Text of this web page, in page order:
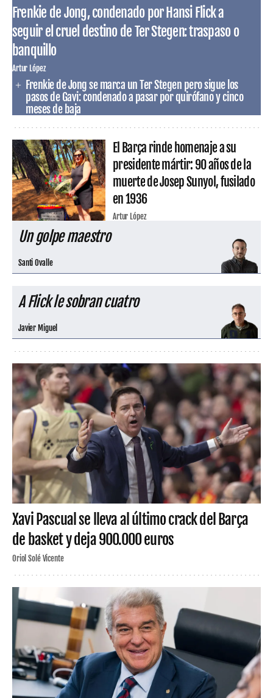
Frenkie de Jong, condenado por Hansi Flick a
seguir el cruel destino de Ter Stegen: traspaso o
banquillo
Artur López
Frenkie de Jong se marca un Ter Stegen pero sigue los
pasos de Gavi: condenado a pasar por quirófano y cinco
meses de baja
El Barça rinde homenaje a su
presidente mártir: 90 años de la
muerte de Josep Sunyol, fusilado
en 1936
Artur López
Un golpe maestro
Santi Ovalle
A Flick le sobran cuatro
Javier Miguel
Xavi Pascual se lleva al último crack del Barça
de basket y deja 900.000 euros
Oriol Solé Vicente